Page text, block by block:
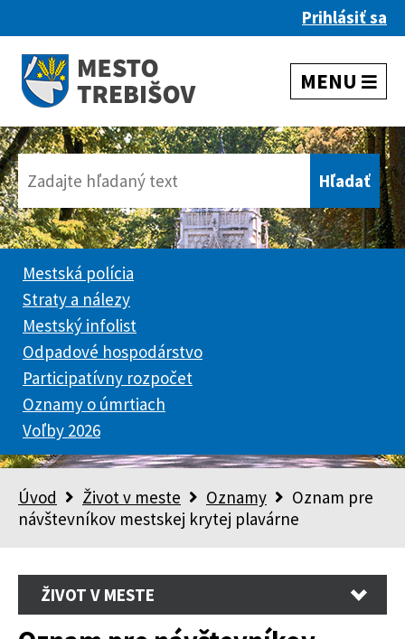
Prihlásiť sa
Mestská polícia
Straty a nálezy
Mestský infolist
Odpadové hospodárstvo
Participatívny rozpočet
Oznamy o úmrtiach
Voľby 2026
Úvod Život v meste Oznamy
Oznam pre
návštevníkov mestskej krytej plavárne
ŽIVOT V MESTE